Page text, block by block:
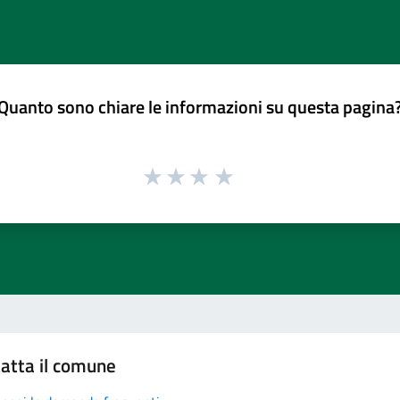
sono chiare le informazioni su questa
il comune